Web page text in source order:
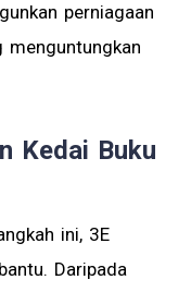
perniagaan
Kedai Buku
ini, 3E
Daripada